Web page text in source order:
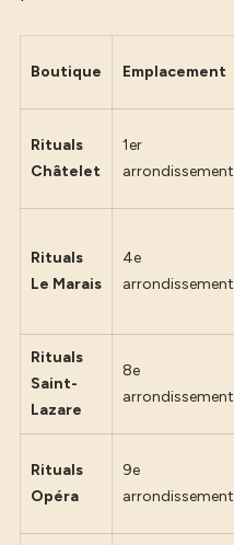
Boutique Emplacement
Rituals
Châtelet
1er
arrondissement
Rituals
Le Marais
4e
arrondissement
Rituals
Saint-
Lazare
8e
arrondissement
Rituals
Opéra
9e
arrondissement